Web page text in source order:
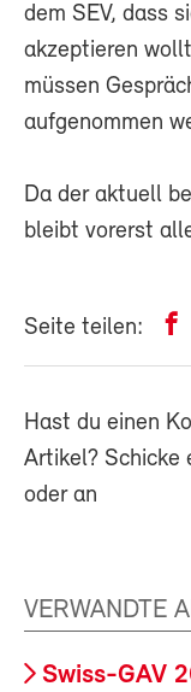
dem SEV, dass
akzeptieren
müssen
aufgenommen
Da der aktuell
bleibt vorerst
Seite teilen:
Hast du einen
Artikel? Schicke
oder an
VERWANDTE
Swiss-GAV